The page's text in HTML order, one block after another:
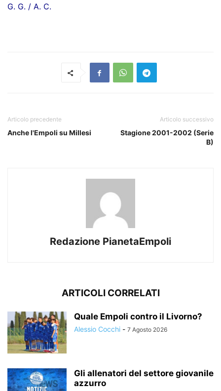
G. G. / A. C.
Articolo precedente
Anche l'Empoli su Millesi
Articolo successivo
Stagione 2001-2002 (Serie
B)
Redazione PianetaEmpoli
ARTICOLI CORRELATI
Quale Empoli contro il Livorno?
Alessio Cocchi - 7 Agosto 2026
Gli allenatori del settore giovanile
azzurro